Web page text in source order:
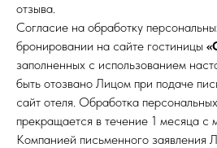
отзыва.
Согласие на обработку
бронировании на сайте гостиницы
заполненных с использованием
быть отозвано Лицом при подаче
сайт отеля. Обработка
прекращается в течение 1 месяца с
Компанией письменного заявления